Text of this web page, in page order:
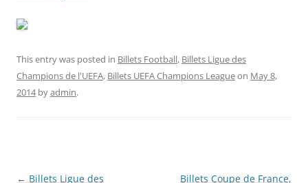
This entry was posted in Billets Football, Billets Ligue des
Champions de l'UEFA, Billets UEFA Champions Leagueon May 8,
2014byadmin.
Post
← Billets Ligue des
Billets Coupe de France,